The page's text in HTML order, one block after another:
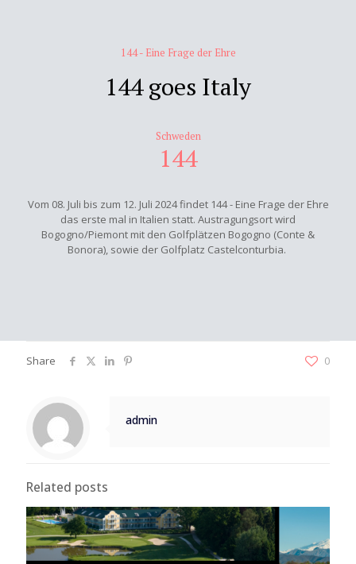
144 - Eine Frage der Ehre
144 goes Italy
Schweden
144
Vom 08. Juli bis zum 12. Juli 2024 findet 144 - Eine Frage der Ehre
das erste mal in Italien statt. Austragungsort wird
Bogogno/Piemont mit den Golfplätzen Bogogno (Conte &
Bonora), sowie der Golfplatz Castelconturbia.
Share 0
admin
Related posts